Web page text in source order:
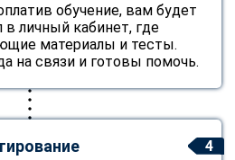
обучение, вам будет
личный кабинет, где
материалы и тесты.
на связи и готовы помочь.
4